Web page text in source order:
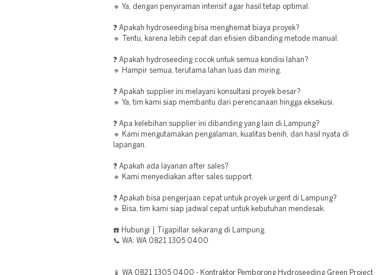
🔹 Ya, dengan penyiraman intensif agar hasil tetap optimal.
❓ Apakah hydroseeding bisa menghemat biaya proyek?
🔹 Tentu, karena lebih cepat dan efisien dibanding metode manual.
❓ Apakah hydroseeding cocok untuk semua kondisi lahan?
🔹 Hampir semua, terutama lahan luas dan miring.
❓ Apakah supplier ini melayani konsultasi proyek besar?
🔹 Ya, tim kami siap membantu dari perencanaan hingga eksekusi.
❓ Apa kelebihan supplier ini dibanding yang lain di Lampung?
🔹 Kami mengutamakan pengalaman, kualitas benih, dan hasil nyata di
lapangan.
❓ Apakah ada layanan after sales?
🔹 Kami menyediakan after sales support.
❓ Apakah bisa pengerjaan cepat untuk proyek urgent di Lampung?
🔹 Bisa, tim kami siap jadwal cepat untuk kebutuhan mendesak.
☎️ Hubungi | Tigapillar sekarang di Lampung.
📞 WA: WA 0821 1305 0400
📱 WA 0821 1305 0400 - Kontraktor Pemborong Hydroseeding Green Project